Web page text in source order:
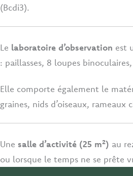
(Bcdi3).
Le laboratoire d’observation est
: paillasses, 8 loupes
Elle comporte également le
graines, nids d’oiseaux,
Une salle d’activité (25 m²) au
ou lorsque le temps ne se prête